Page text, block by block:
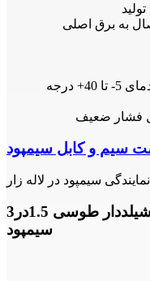
به برق اصلی
مناسب برای داخل ساختمان‌ها با دمای 5- تا 40+ درجه
فشار ضعیف
سیم و کابل سیمپود
سیمپود در لاله زار
بررسی و مشخصات کابل شیلددار طوسی 1.5در3
سیمپود